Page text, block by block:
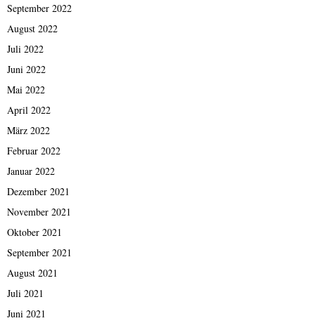
September 2022
August 2022
Juli 2022
Juni 2022
Mai 2022
April 2022
März 2022
Februar 2022
Januar 2022
Dezember 2021
November 2021
Oktober 2021
September 2021
August 2021
Juli 2021
Juni 2021